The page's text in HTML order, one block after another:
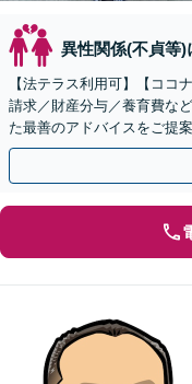
異性関係(不貞等)
【法テラス利用可】【ココ
請求／財産分与／養育費な
た最善のアドバイスをご提
力いたします。【完全個室